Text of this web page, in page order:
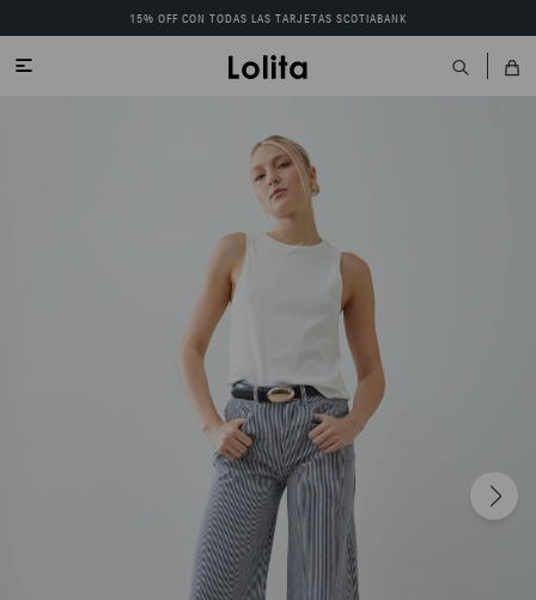
15% OFF CON TODAS LAS TARJETAS SCOTIABANK
